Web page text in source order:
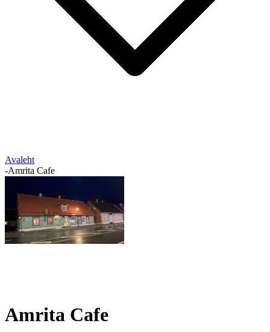
Avaleht
-Amrita Cafe
Amrita Cafe